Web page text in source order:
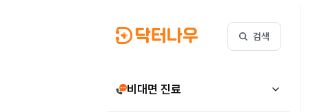
검색
비대면 진료